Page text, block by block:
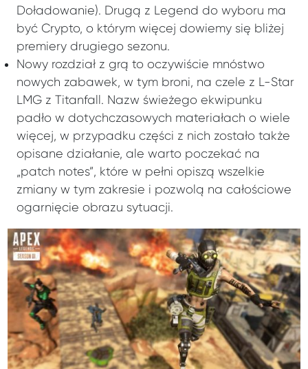
Doładowanie). Drugą z Legend do wyboru ma
być Crypto, o którym więcej dowiemy się bliżej
premiery drugiego sezonu.
Nowy rozdział z grą to oczywiście mnóstwo
nowych zabawek, w tym broni, na czele z L-Star
LMG z Titanfall. Nazw świeżego ekwipunku
padło w dotychczasowych materiałach o wiele
więcej, w przypadku części z nich zostało także
opisane działanie, ale warto poczekać na
„patch notes”, które w pełni opiszą wszelkie
zmiany w tym zakresie i pozwolą na całościowe
ogarnięcie obrazu sytuacji.